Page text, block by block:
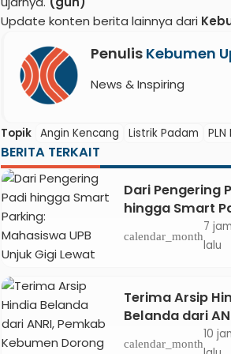
Update konten berita lainnya dari
Penulis Kebumen
News & Inspiring
Topik Angin Kencang Listrik Padam
BERITA TERKAIT
Dari Pengering
hingga Smart
Mahasiswa UPB
Gigi Lewat
calendar_month
7
lalu
Terima Arsip
Belanda dari
Pemkab
calendar_month
10